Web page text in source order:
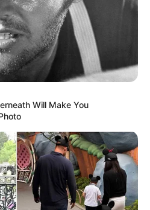
Will Make You